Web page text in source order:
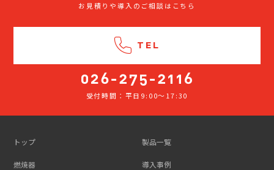
お見積りや導入のご相談はこちら
TEL
受付時間：平日9:00～17:30
トップ
燃焼器
製品一覧
導入事例